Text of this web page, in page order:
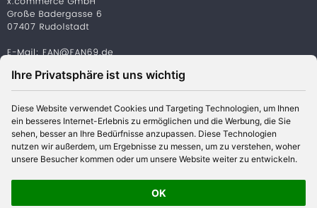
Ihre Privatsphäre ist uns wichtig
Diese Website verwendet Cookies und Targeting Technologien, um Ihnen
ein besseres Internet-Erlebnis zu ermöglichen und die Werbung, die Sie
sehen, besser an Ihre Bedürfnisse anzupassen. Diese Technologien
nutzen wir außerdem, um Ergebnisse zu messen, um zu verstehen, woher
unsere Besucher kommen oder um unsere Website weiter zu entwickeln.
OK
© 2026 www.sallysecret.de | Alle Preise verstehen sich inklusive
Mehrwertsteuer und zzgl. Versandkosten